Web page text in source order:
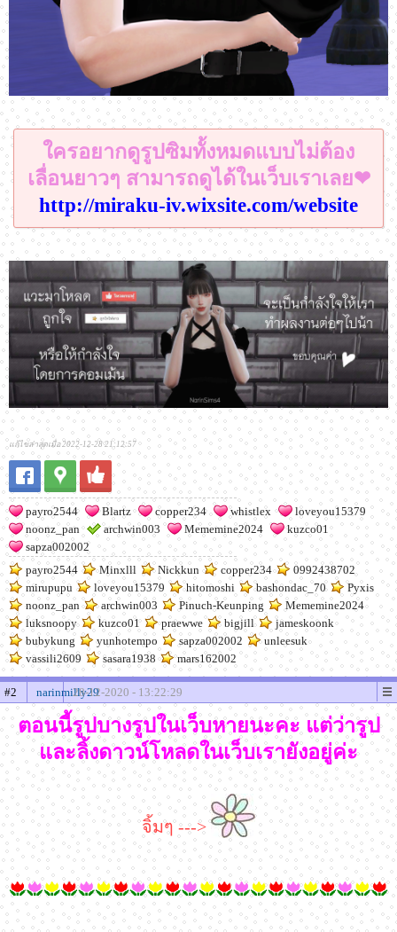
ใครอยากดูรูปซิมทั้งหมดแบบไม่ต้อง
เลื่อนยาวๆ สามารถดูได้ในเว็บเราเลย❤
http://miraku-iv.wixsite.com/website
แก้ไขล่าสุดเมื่อ 2022-12-28 21:12:57
payro2544 Blartz copper234 whistlex
loveyou15379
noonz_pan
archwin003 Mememine2024
kuzco01
sapza002002
payro2544
Minxlll Nickkun copper234
0992438702
mirupupu
loveyou15379 hitomoshi bashondac_70
Pyxis
noonz_pan
archwin003 Pinuch-Keunping
Mememine2024
luksnoopy
kuzco01 praewwe bigjill
jameskoonk
bubykung
yunhotempo sapza002002
unleesuk
vassili2609
sasara1938 mars162002
#2 narinmilly2928-12-2020 - 13:22:29
ตอนนี้รูปบางรูปในเว็บหายนะคะ แต่ว่ารูป
และลิ้งดาวน์โหลดในเว็บเรายังอยู่ค่ะ
จิ้มๆ --->